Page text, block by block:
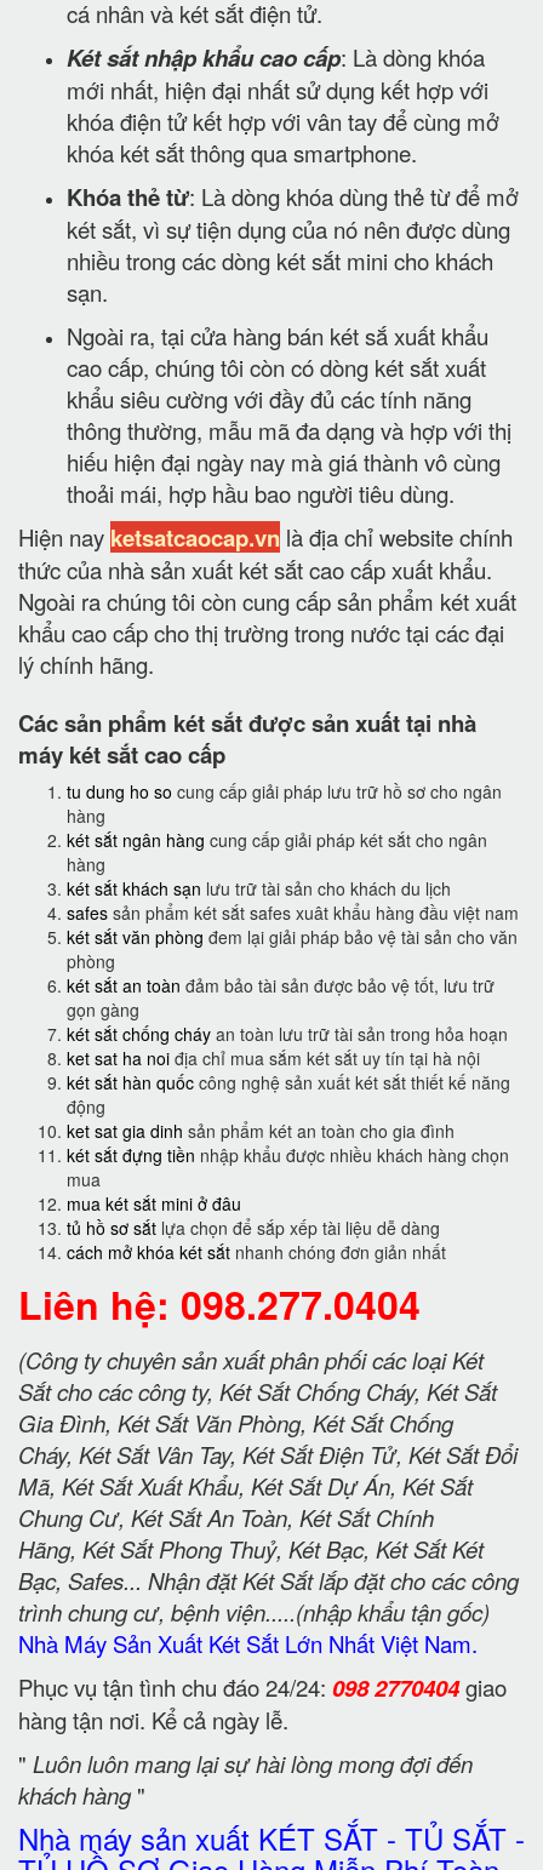
cá nhân và két sắt điện tử.
Két sắt nhập khẩu cao cấp: Là dòng khóa
mới nhất, hiện đại nhất sử dụng kết hợp với
khóa điện tử kết hợp với vân tay để cùng mở
khóa két sắt thông qua smartphone.
Khóa thẻ từ: Là dòng khóa dùng thẻ từ để mở
két sắt, vì sự tiện dụng của nó nên được dùng
nhiều trong các dòng két sắt mini cho khách
sạn.
Ngoài ra, tại cửa hàng bán két sắ xuất khẩu
cao cấp, chúng tôi còn có dòng két sắt xuất
khẩu siêu cường với đầy đủ các tính năng
thông thường, mẫu mã đa dạng và hợp với thị
hiếu hiện đại ngày nay mà giá thành vô cùng
thoải mái, hợp hầu bao người tiêu dùng.
Hiện nay ketsatcaocap.vn là địa chỉ website chính
thức của nhà sản xuất két sắt cao cấp xuất khẩu.
Ngoài ra chúng tôi còn cung cấp sản phẩm két xuất
khẩu cao cấp cho thị trường trong nước tại các đại
lý chính hãng.
Các sản phẩm két sắt được sản xuất tại nhà
máy két sắt cao cấp
tu dung ho so cung cấp giải pháp lưu trữ hồ sơ cho ngân
hàng
két sắt ngân hàng cung cấp giải pháp két sắt cho ngân
hàng
két sắt khách sạn lưu trữ tài sản cho khách du lịch
safes sản phẩm két sắt safes xuât khẩu hàng đầu việt nam
két sắt văn phòng đem lại giải pháp bảo vệ tài sản cho văn
phòng
két sắt an toàn đảm bảo tài sản được bảo vệ tốt, lưu trữ
gọn gàng
két sắt chống cháy an toàn lưu trữ tài sản trong hỏa hoạn
ket sat ha noi địa chỉ mua sắm két sắt uy tín tại hà nội
két sắt hàn quốc công nghệ sản xuất két sắt thiết kế năng
động
ket sat gia dinh sản phẩm két an toàn cho gia đình
két sắt đựng tiền nhập khẩu được nhiều khách hàng chọn
mua
mua két sắt mini ở đâu
tủ hồ sơ sắt lựa chọn để sắp xếp tài liệu dễ dàng
cách mở khóa két sắt nhanh chóng đơn giản nhất
Liên hệ: 098.277.0404
(Công ty chuyên sản xuất phân phối các loại Két
Sắt cho các công ty, Két Sắt Chống Cháy, Két Sắt
Gia Đình, Két Sắt Văn Phòng, Két Sắt Chống
Cháy, Két Sắt Vân Tay, Két Sắt Điện Tử, Két Sắt Đổi
Mã, Két Sắt Xuất Khẩu, Két Sắt Dự Án, Két Sắt
Chung Cư, Két Sắt An Toàn, Két Sắt Chính
Hãng, Két Sắt Phong Thuỷ, Két Bạc, Két Sắt Két
Bạc, Safes... Nhận đặt Két Sắt lắp đặt cho các công
trình chung cư, bệnh viện.....(nhập khẩu tận gốc)
Nhà Máy Sản Xuất Két Sắt Lớn Nhất Việt Nam.
Phục vụ tận tình chu đáo 24/24: 098 2770404giao
hàng tận nơi. Kể cả ngày lễ.
" Luôn luôn mang lại sự hài lòng mong đợi đến
khách hàng"
Nhà máy sản xuất KÉT SẮT - TỦ SẮT -